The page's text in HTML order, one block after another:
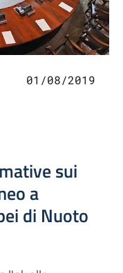
01/08/2019
sui
a
di Nuoto